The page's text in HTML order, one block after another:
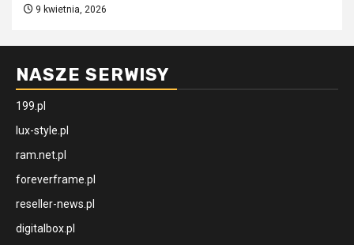
9 kwietnia, 2026
NASZE SERWISY
199.pl
lux-style.pl
ram.net.pl
foreverframe.pl
reseller-news.pl
digitalbox.pl